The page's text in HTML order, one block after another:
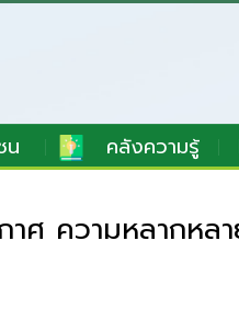
น คลังความรู้
าศ ความหลากหล